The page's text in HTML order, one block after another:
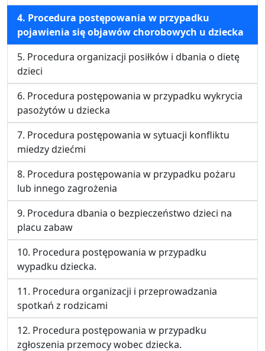
4. Procedura postępowania w przypadku
pojawienia się objawów chorobowych u dziecka
5. Procedura organizacji posiłków i dbania o dietę
dzieci
6. Procedura postępowania w przypadku wykrycia
pasożytów u dziecka
7. Procedura postępowania w sytuacji konfliktu
miedzy dziećmi
8. Procedura postępowania w przypadku pożaru
lub innego zagrożenia
9. Procedura dbania o bezpieczeństwo dzieci na
placu zabaw
10. Procedura postępowania w przypadku
wypadku dziecka.
11. Procedura organizacji i przeprowadzania
spotkań z rodzicami
12. Procedura postępowania w przypadku
zgłoszenia przemocy wobec dziecka.